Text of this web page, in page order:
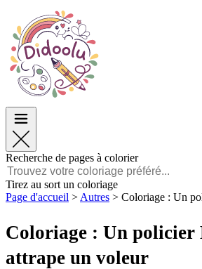
Pâques
TOP Catégories
Pour les Garçons
Pour les Filles
Français
POLSKI
FRANÇAIS
MALAGASY
TIẾNG VIỆT
Pâques
TOP Catégories
Pour les Garçons
Pour les Filles
Recherche de pages à colorier
Tirez au sort un coloriage
Page d'accueil > Autres > Coloriage : Un
Coloriage : Un policier
attrape un voleur